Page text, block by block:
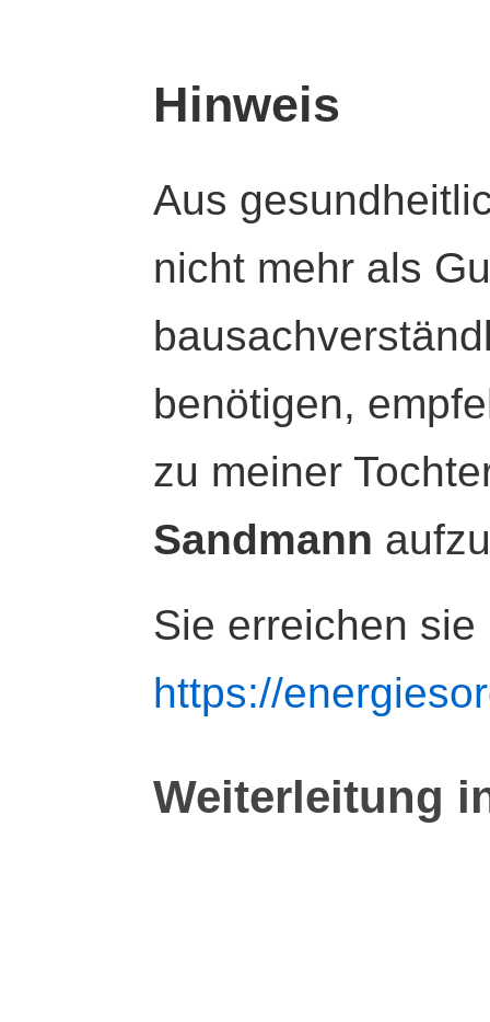
Hinweis
Aus
nicht mehr als
benötigen,
zu meiner
Sandmann
Sie erreichen sie
https://
Weiterleitung